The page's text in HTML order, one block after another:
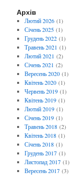
Архів
Лютий 2026(1)
Січень 2025(1)
Грудень 2022(1)
Травень 2021 (1)
Лютий 2021 (2)
Січень 2021 (2)
Вересень 2020(1)
Квітень 2020(1)
Червень 2019(1)
Квітень 2019(1)
Лютий 2019(1)
Січень 2019(1)
Травень 2018(2)
Квітень 2018(1)
Січень 2018(1)
Грудень 2017(1)
Листопад 2017(1)
Вересень 2017(3)